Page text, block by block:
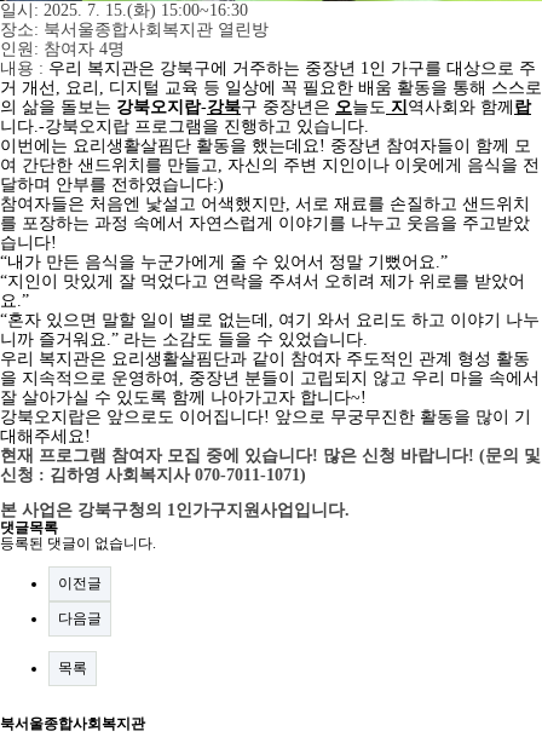
일시: 2025. 7. 15.(화) 15:00~16:30
장소: 북서울종합사회복지관 열린방
인원: 참여자 4명
내용 : 우리 복지관은 강북구에 거주하는 중장년 1인 가구를 대상으로 주
거 개선, 요리, 디지털 교육 등 일상에 꼭 필요한 배움 활동을 통해 스스로
의 삶을 돌보는 강북오지랍-강북구 중장년은 오늘도 지 역사회와 함께 랍
니다.-강북오지랍 프로그램을 진행하고 있습니다.
이번에는 요리생활살핌단 활동을 했는데요! 중장년 참여자들이 함께 모
여 간단한 샌드위치를 만들고, 자신의 주변 지인이나 이웃에게 음식을 전
달하며 안부를 전하였습니다:)
참여자들은 처음엔 낯설고 어색했지만, 서로 재료를 손질하고 샌드위치
를 포장하는 과정 속에서 자연스럽게 이야기를 나누고 웃음을 주고받았
습니다!
“내가 만든 음식을 누군가에게 줄 수 있어서 정말 기뻤어요.”
“지인이 맛있게 잘 먹었다고 연락을 주셔서 오히려 제가 위로를 받았어
요.”
“혼자 있으면 말할 일이 별로 없는데, 여기 와서 요리도 하고 이야기 나누
니까 즐거워요.” 라는 소감도 들을 수 있었습니다.
우리 복지관은 요리생활살핌단과 같이 참여자 주도적인 관계 형성 활동
을 지속적으로 운영하여, 중장년 분들이 고립되지 않고 우리 마을 속에서
잘 살아가실 수 있도록 함께 나아가고자 합니다~!
강북오지랍은 앞으로도 이어집니다! 앞으로 무궁무진한 활동을 많이 기
대해주세요!
현재 프로그램 참여자 모집 중에 있습니다! 많은 신청 바랍니다! (문의 및
신청 : 김하영 사회복지사 070-7011-1071)
본 사업은 강북구청의 1인가구지원사업입니다.
댓글목록
등록된 댓글이 없습니다.
이전글
다음글
목록
북서울종합사회복지관